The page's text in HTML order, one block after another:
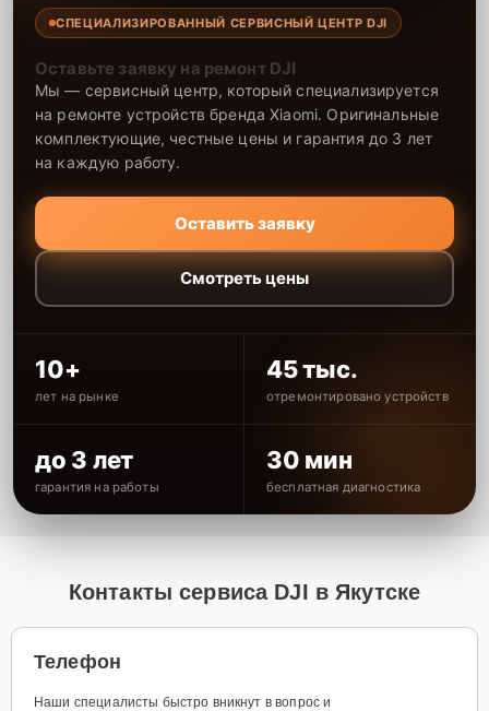
СПЕЦИАЛИЗИРОВАННЫЙ СЕРВИСНЫЙ ЦЕНТР DJI
Оставьте заявку на ремонт DJI
Мы — сервисный центр, который специализируется
на ремонте устройств бренда Xiaomi. Оригинальные
комплектующие, честные цены и гарантия до 3 лет
на каждую работу.
Оставить заявку
Смотреть цены
10+
лет на рынке
45 тыс.
отремонтировано устройств
до 3 лет
гарантия на работы
30 мин
бесплатная диагностика
Контакты сервиса DJI в Якутске
Телефон
Наши специалисты быстро вникнут в вопрос и